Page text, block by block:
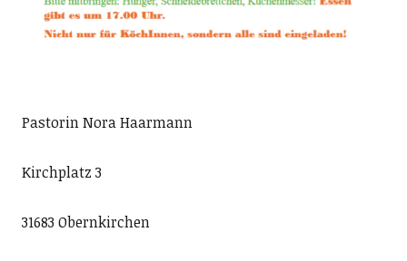
Pastorin Nora Haarmann
Kirchplatz 3
31683 Obernkirchen